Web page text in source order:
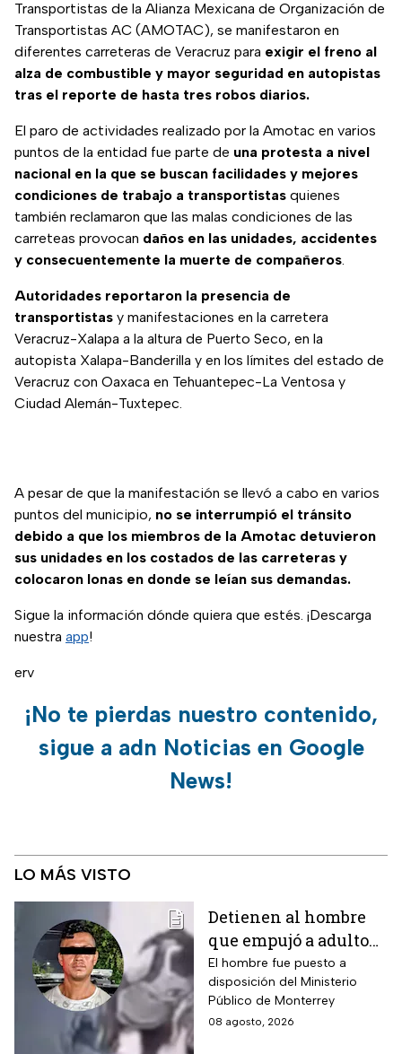
Transportistas de la Alianza Mexicana de Organización de
Transportistas AC (AMOTAC), se manifestaron en
diferentes carreteras de Veracruz para exigir el freno al
alza de combustible y mayor seguridad en autopistas
tras el reporte de hasta tres robos diarios.
El paro de actividades realizado por la Amotac en varios
puntos de la entidad fue parte de una protesta a nivel
nacional en la que se buscan facilidades y mejores
condiciones de trabajo a transportistas quienes
también reclamaron que las malas condiciones de las
carreteas provocan daños en las unidades, accidentes
y consecuentemente la muerte de compañeros.
Autoridades reportaron la presencia de
transportistas y manifestaciones en la carretera
Veracruz-Xalapa a la altura de Puerto Seco, en la
autopista Xalapa-Banderilla y en los límites del estado de
Veracruz con Oaxaca en Tehuantepec-La Ventosa y
Ciudad Alemán-Tuxtepec.
A pesar de que la manifestación se llevó a cabo en varios
puntos del municipio, no se interrumpió el tránsito
debido a que los miembros de la Amotac detuvieron
sus unidades en los costados de las carreteras y
colocaron lonas en donde se leían sus demandas.
Sigue la información dónde quiera que estés. ¡Descarga
nuestra app!
erv
¡No te pierdas nuestro contenido,
sigue a adn Noticias en Google
News!
LO MÁS VISTO
Detienen al hombre
que empujó a adulto
mayor frente a un
tráiler en Monterrey
El hombre fue puesto a
disposición del Ministerio
Público de Monterrey
08 agosto, 2026